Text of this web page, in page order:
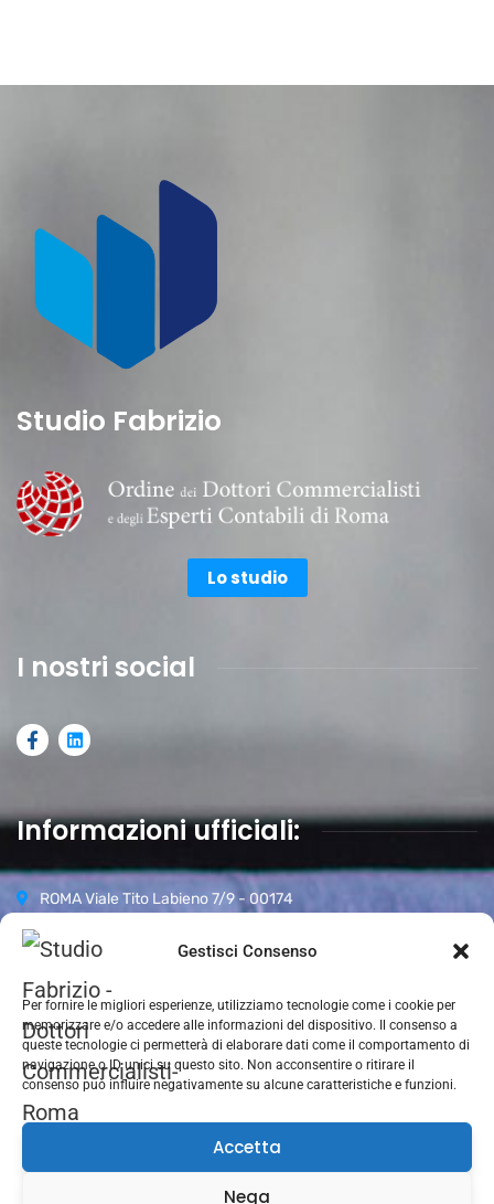
Gestisci Consenso
Per fornire le migliori esperienze, utilizziamo tecnologie come i cookie per
memorizzare e/o accedere alle informazioni del dispositivo. Il consenso a
queste tecnologie ci permetterà di elaborare dati come il comportamento di
navigazione o ID unici su questo sito. Non acconsentire o ritirare il
consenso può influire negativamente su alcune caratteristiche e funzioni.
Accetta
Nega
Studio Fabrizio
Lo studio
I nostri social
Informazioni ufficiali:
ROMA Viale Tito Labieno 7/9 - 00174
06 87942296
Orari d’apertura:
Lun-Ven 09.00-18.00
Sabato 09.00–13.00
Domenica CHIUSO